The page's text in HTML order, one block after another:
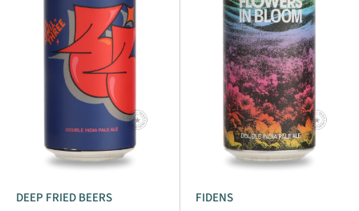
DEEP FRIED BEERS FIDENS